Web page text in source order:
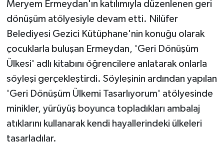
Meryem Ermeydan'ın katılımıyla düzenlenen geri
dönüşüm atölyesiyle devam etti. Nilüfer
Belediyesi Gezici Kütüphane'nin konuğu olarak
çocuklarla buluşan Ermeydan, 'Geri Dönüşüm
Ülkesi' adlı kitabını öğrencilere anlatarak onlarla
söyleşi gerçekleştirdi. Söyleşinin ardından yapılan
'Geri Dönüşüm Ülkemi Tasarlıyorum' atölyesinde
minikler, yürüyüş boyunca topladıkları ambalaj
atıklarını kullanarak kendi hayallerindeki ülkeleri
tasarladılar.